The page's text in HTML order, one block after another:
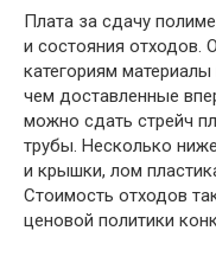
Плата за сдачу
и состояния отходов.
категориям
чем доставленные
можно сдать стрейч
трубы. Несколько
и крышки, лом
Стоимость отходов
ценовой политики